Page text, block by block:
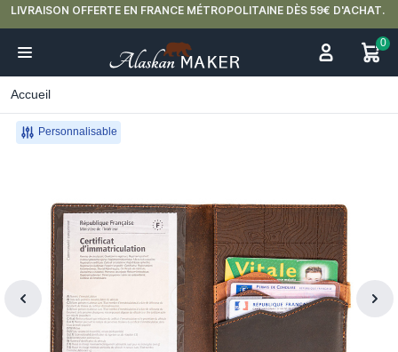
LIVRAISON OFFERTE EN FRANCE MÉTROPOLITAINE DÈS 59€ D'ACHAT.
0
Accueil
Personnalisable